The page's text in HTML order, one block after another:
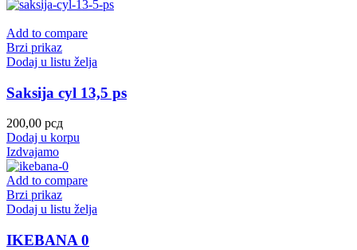
Add to compare
Brzi prikaz
Dodaj u listu želja
Saksija cyl 13,5 ps
200,00 рсд
Dodaj u korpu
Izdvajamo
Add to compare
Brzi prikaz
Dodaj u listu želja
IKEBANA 0